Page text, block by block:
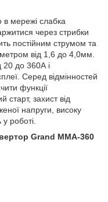
мережі слабка
через стрибки
постійним струмом та
від 1,6 до 4,0мм.
20 до 360А і
Серед відмінностей
функції
старт, захист від
напруги, високу
у роботі.
Grand MMA-360